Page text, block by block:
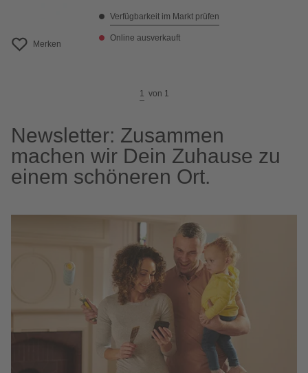
Merken
Verfügbarkeit im Markt prüfen
Online ausverkauft
1 von 1
Newsletter: Zusammen
machen wir Dein Zuhause zu
einem schöneren Ort.